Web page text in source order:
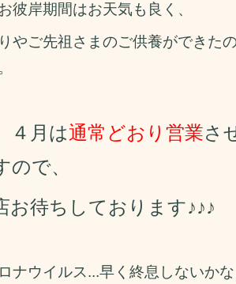
彼岸期間はお天気も良く、
やご先祖さまのご供養ができた
４ 月は通常どおり営業さ
ので、
お待ちしております♪♪♪
ナウイルス...早く終息しないかな